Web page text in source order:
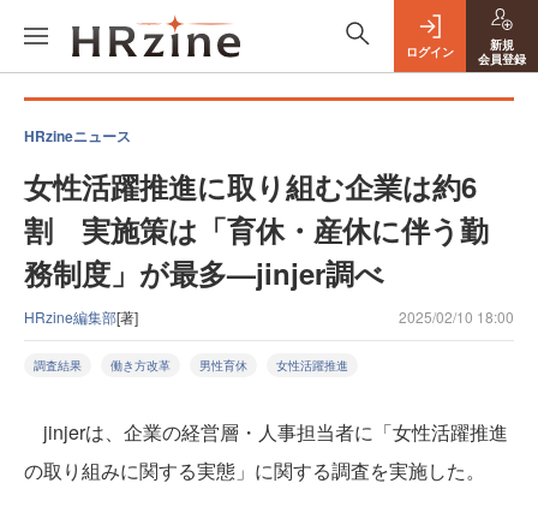
ログイン
新規
会員登録
HRzineニュース
女性活躍推進に取り組む企業は約6
割 実施策は「育休・産休に伴う勤
務制度」が最多—jinjer調べ
HRzine編集部[著] 2025/02/10 18:00
調査結果 働き方改革 男性育休 女性活躍推進
jinjerは、企業の経営層・人事担当者に「女性活躍推進
の取り組みに関する実態」に関する調査を実施した。